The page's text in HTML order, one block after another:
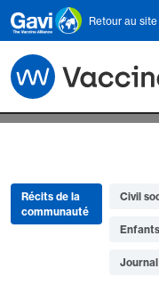
Skip to main content
Retour au
Récits de la
communauté
Civil